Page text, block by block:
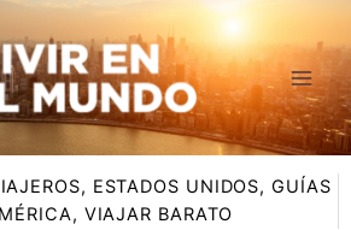
, ESTADOS UNIDOS,GUÍAS
, VIAJAR BARATO